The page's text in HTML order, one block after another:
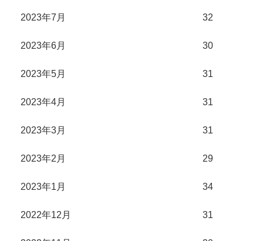
2023年7月 32
2023年6月 30
2023年5月 31
2023年4月 31
2023年3月 31
2023年2月 29
2023年1月 34
2022年12月 31